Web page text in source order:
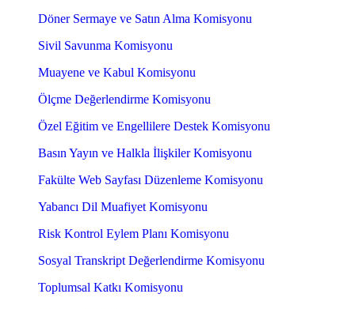
Döner Sermaye ve Satın Alma Komisyonu
Sivil Savunma Komisyonu
Muayene ve Kabul Komisyonu
Ölçme Değerlendirme Komisyonu
Özel Eğitim ve Engellilere Destek Komisyonu
Basın Yayın ve Halkla İlişkiler Komisyonu
Fakülte Web Sayfası Düzenleme Komisyonu
Yabancı Dil Muafiyet Komisyonu
Risk Kontrol Eylem Planı Komisyonu
Sosyal Transkript Değerlendirme Komisyonu
Toplumsal Katkı Komisyonu